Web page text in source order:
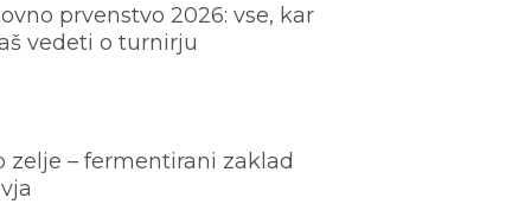
prvenstvo 2026: vse, kar
vedeti o turnirju
zelje – fermentirani zaklad